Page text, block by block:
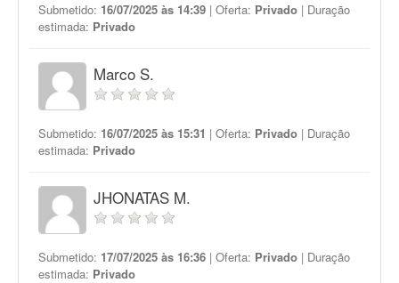
Submetido: 16/07/2025 às 14:39 | Oferta: Privado | Duração
estimada: Privado
Marco S.
Submetido: 16/07/2025 às 15:31 | Oferta: Privado | Duração
estimada: Privado
JHONATAS M.
Submetido: 17/07/2025 às 16:36 | Oferta: Privado | Duração
estimada: Privado